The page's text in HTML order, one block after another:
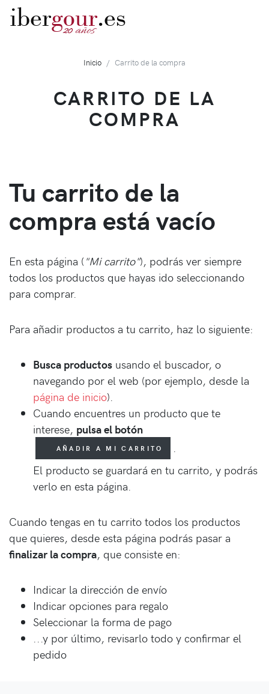
ibergour
20 años .es
Inicio Carrito de la compra
CARRITO DE LA
COMPRA
Tu carrito de la
compra está vacío
En esta página ("Mi carrito"), podrás ver siempre
todos los productos que hayas ido seleccionando
para comprar.
Para añadir productos a tu carrito, haz lo siguiente:
Busca productos usando el buscador, o
navegando por el web (por ejemplo, desde la
página de inicio).
Cuando encuentres un producto que te
interese, pulsa el botón
AÑADIR A MI CARRITO
El producto se guardará en tu carrito, y podrás
verlo en esta página.
Cuando tengas en tu carrito todos los productos
que quieres, desde esta página podrás pasar a
finalizar la compra, que consiste en:
Indicar la dirección de envío
Indicar opciones para regalo
Seleccionar la forma de pago
...y por último, revisarlo todo y confirmar el
pedido